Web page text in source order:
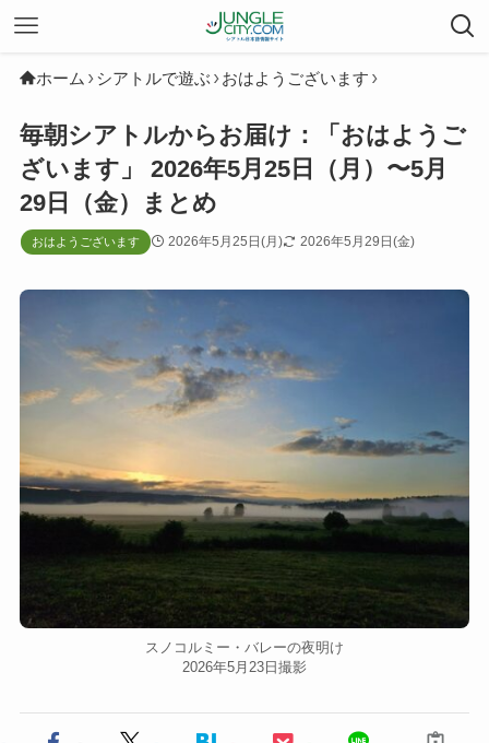
ホーム シアトルで遊ぶ おはようございます
毎朝シアトルからお届け：「おはようご
ざいます」 2026年5月25日（月）〜5月
29日（金）まとめ
おはようございます 2026年5月25日(月) 2026年5月29日(金)
スノコルミー・バレーの夜明け
2026年5月23日撮影